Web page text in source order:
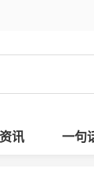
讯 一句